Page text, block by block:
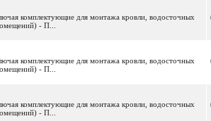
комплектующие для монтажа кровли, водосточных
- П...
комплектующие для монтажа кровли, водосточных
- П...
комплектующие для монтажа кровли, водосточных
- П...